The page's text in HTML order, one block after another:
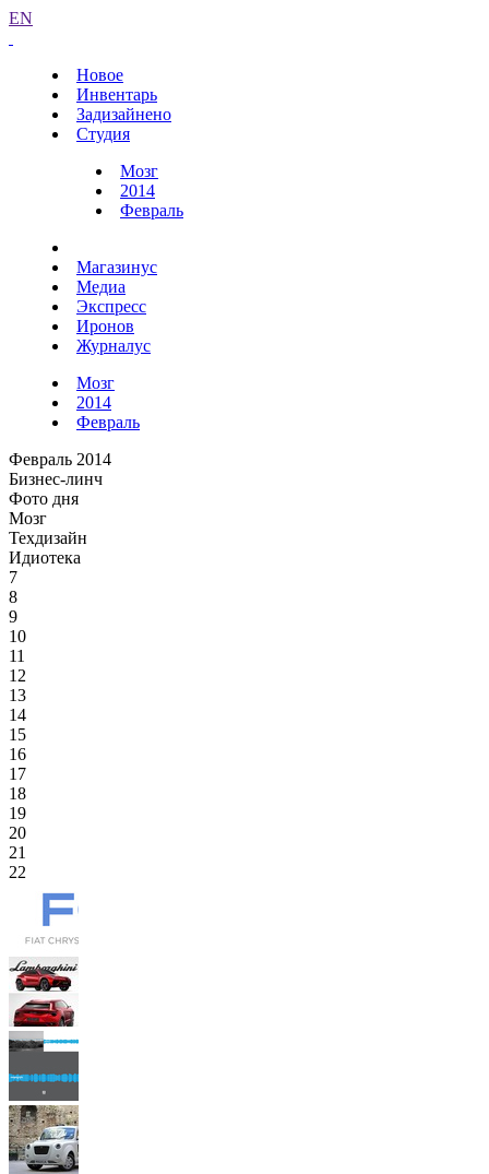
EN
Новое
Инвентарь
Задизайнено
Студия
Мозг
2014
Февраль
Магазинус
Медиа
Экспресс
Иронов
Журналус
Мозг
2014
Февраль
Февраль 2014
Бизнес-линч
Фото дня
Мозг
Техдизайн
Идиотека
7
8
9
10
11
12
13
14
15
16
17
18
19
20
21
22